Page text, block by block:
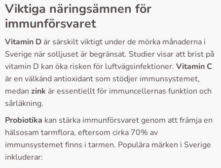
Viktiga näringsämnen för
immunförsvaret
Vitamin D är särskilt viktigt under de mörka månaderna i
Sverige när solljuset är begränsat. Studier visar att brist på
vitamin D kan öka risken för luftvägsinfektioner. Vitamin C
är en välkänd antioxidant som stödjer immunsystemet,
medan zink är essentiellt för immuncellernas funktion och
sårläkning.
Probiotika kan stärka immunförsvaret genom att främja en
hälsosam tarmflora, eftersom cirka 70% av
immunsystemet finns i tarmen. Populära märken i Sverige
inkluderar: